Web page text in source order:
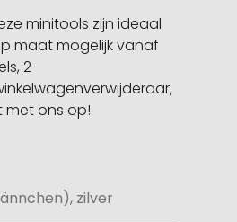
minitools zijn ideaal
maat mogelijk vanaf
2
met ons op!
zilver